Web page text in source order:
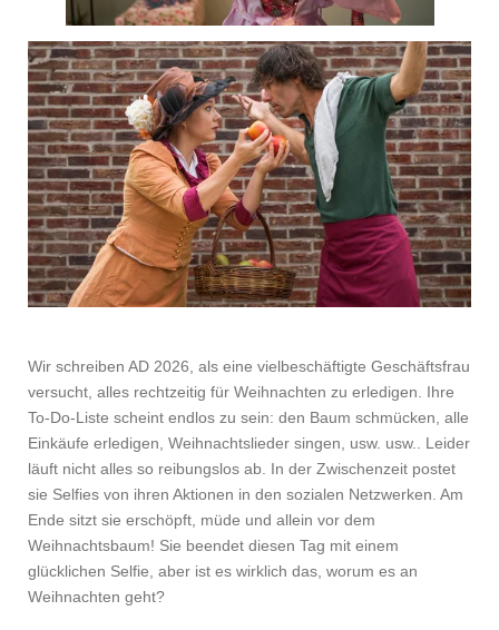
Wir schreiben AD 2026, als eine vielbeschäftigte Geschäftsfrau
versucht, alles rechtzeitig für Weihnachten zu erledigen. Ihre
To-Do-Liste scheint endlos zu sein: den Baum schmücken, alle
Einkäufe erledigen, Weihnachtslieder singen, usw. usw.. Leider
läuft nicht alles so reibungslos ab. In der Zwischenzeit postet
sie Selfies von ihren Aktionen in den sozialen Netzwerken. Am
Ende sitzt sie erschöpft, müde und allein vor dem
Weihnachtsbaum! Sie beendet diesen Tag mit einem
glücklichen Selfie, aber ist es wirklich das, worum es an
Weihnachten geht?